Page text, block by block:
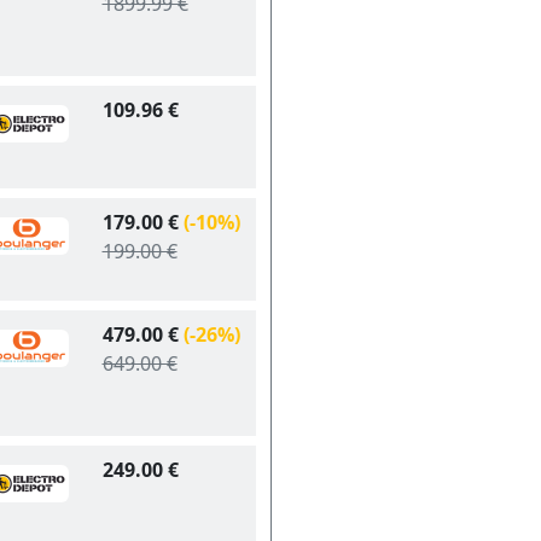
109.96 €
179.00 €(-10%)
199.00 €
479.00 €(-26%)
649.00 €
249.00 €